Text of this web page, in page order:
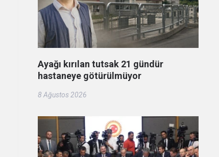
Ayağı kırılan tutsak 21 gündür
hastaneye götürülmüyor
8 Ağustos 2026